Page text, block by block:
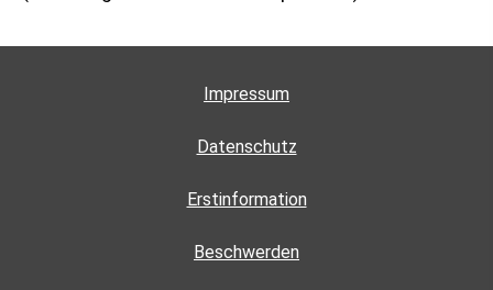
Impressum
Datenschutz
Erstinformation
Beschwerden